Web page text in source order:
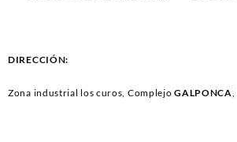
DIRECCIÓN:
Zona industrial los curos, ComplejoGALPONCA,